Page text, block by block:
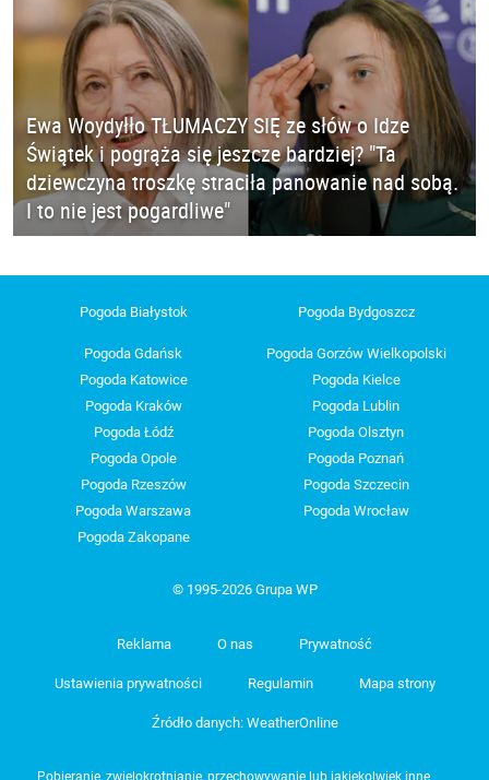
Ewa Woydyłło TŁUMACZY SIĘ ze słów o Idze
Świątek i pogrąża się jeszcze bardziej? "Ta
dziewczyna troszkę straciła panowanie nad sobą.
I to nie jest pogardliwe"
Pogoda Białystok Pogoda Bydgoszcz
Pogoda Gdańsk
Pogoda Gorzów Wielkopolski
Pogoda Katowice
Pogoda Kielce
Pogoda Kraków
Pogoda Lublin
Pogoda Łódź
Pogoda Olsztyn
Pogoda Opole
Pogoda Poznań
Pogoda Rzeszów
Pogoda Szczecin
Pogoda Warszawa
Pogoda Wrocław
Pogoda Zakopane
© 1995-2026 Grupa WP
Reklama O nas Prywatność
Ustawienia prywatności Regulamin Mapa strony
Źródło danych: WeatherOnline
Pobieranie, zwielokrotnianie, przechowywanie lub jakiekolwiek inne